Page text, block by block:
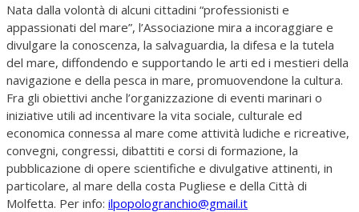
Nata dalla volontà di alcuni cittadini “professionisti e
appassionati del mare”, l’Associazione mira a incoraggiare e
divulgare la conoscenza, la salvaguardia, la difesa e la tutela
del mare, diffondendo e supportando le arti ed i mestieri della
navigazione e della pesca in mare, promuovendone la cultura.
Fra gli obiettivi anche l’organizzazione di eventi marinari o
iniziative utili ad incentivare la vita sociale, culturale ed
economica connessa al mare come attività ludiche e ricreative,
convegni, congressi, dibattiti e corsi di formazione, la
pubblicazione di opere scientifiche e divulgative attinenti, in
particolare, al mare della costa Pugliese e della Città di
Molfetta. Per info: ilpopologranchio@gmail.it